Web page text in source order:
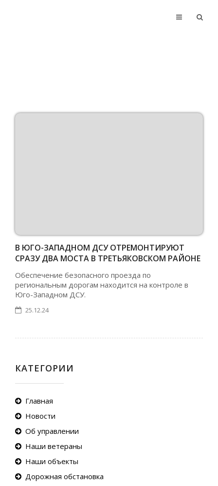
В ЮГО-ЗАПАДНОМ ДСУ ОТРЕМОНТИРУЮТ
СРАЗУ ДВА МОСТА В ТРЕТЬЯКОВСКОМ РАЙОНЕ
Обеспечение безопасного проезда по
региональным дорогам находится на контроле в
Юго-Западном ДСУ.
25.12.24
КАТЕГОРИИ
Главная
Новости
Об управлении
Наши ветераны
Наши объекты
Дорожная обстановка